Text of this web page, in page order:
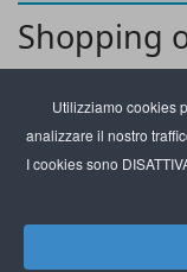
Utilizziamo cookies
analizzare il nostro
I cookies sono
Shopping
navigano i
e-